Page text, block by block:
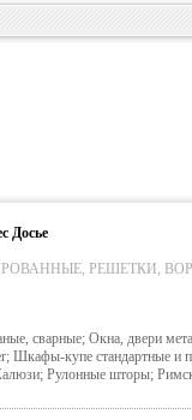
Досье
РЕШЕТКИ,
сварные; Окна, двери
Шкафы-купе стандартные и
Рулонные шторы;